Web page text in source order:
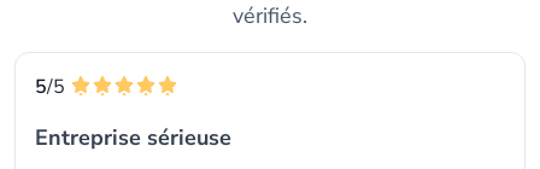
vérifiés.
5/5
Entreprise sérieuse